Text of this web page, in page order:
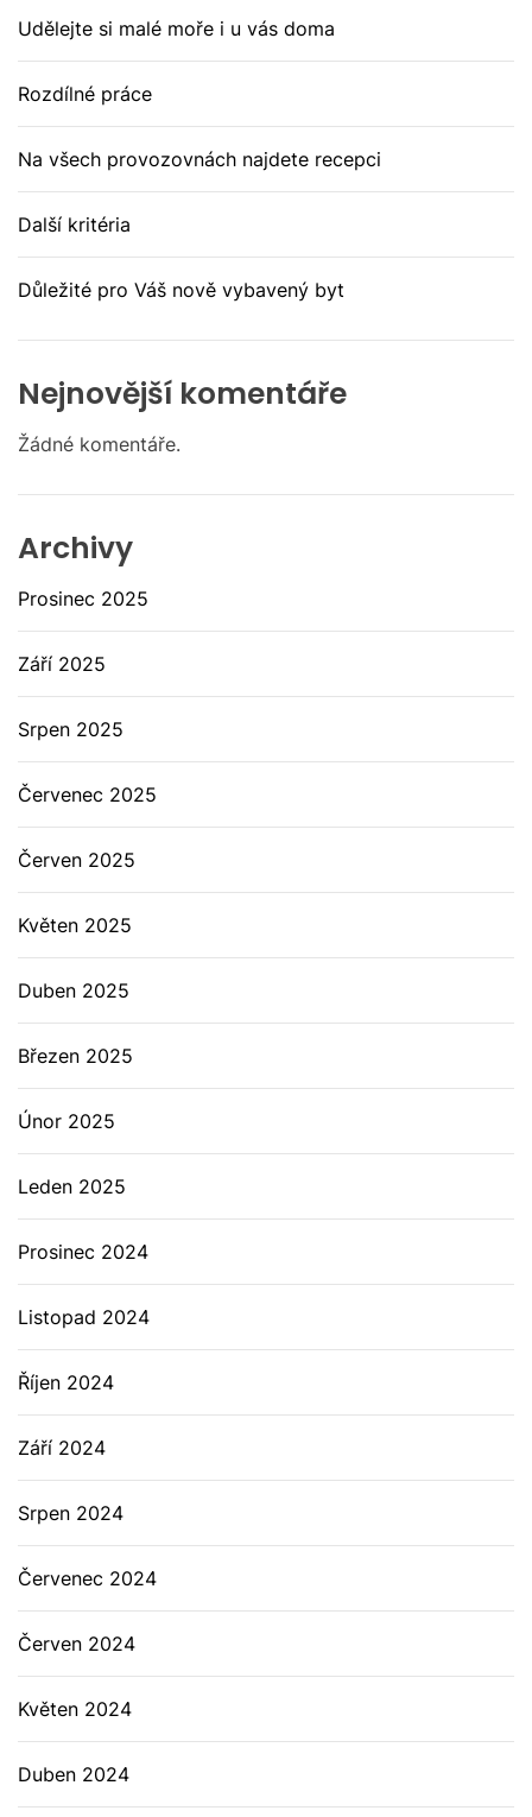
Udělejte si malé moře i u vás doma
Rozdílné práce
Na všech provozovnách najdete recepci
Další kritéria
Důležité pro Váš nově vybavený byt
Nejnovější komentáře
Žádné komentáře.
Archivy
Prosinec 2025
Září 2025
Srpen 2025
Červenec 2025
Červen 2025
Květen 2025
Duben 2025
Březen 2025
Únor 2025
Leden 2025
Prosinec 2024
Listopad 2024
Říjen 2024
Září 2024
Srpen 2024
Červenec 2024
Červen 2024
Květen 2024
Duben 2024